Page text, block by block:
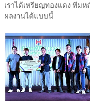
เราได้เหรียญทองแดง ทีม
ผลงานได้แบบนี้